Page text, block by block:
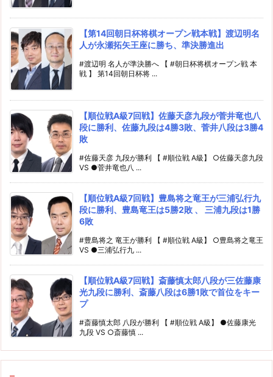
【第14回朝日杯将棋オープン戦本戦】渡辺明名
人が永瀬拓矢王座に勝ち、準決勝進出
#渡辺明 名人が準決勝へ 【 #朝日杯将棋オープン戦 本
戦 】 第14回朝日杯将 ...
【順位戦A級7回戦】佐藤天彦九段が菅井竜也八
段に勝利、佐藤九段は4勝3敗、菅井八段は3勝4
敗
#佐藤天彦 九段が勝利 【 #順位戦 A級】 ○佐藤天彦九段
VS ●菅井竜也八 ...
【順位戦A級7回戦】豊島将之竜王が三浦弘行九
段に勝利、豊島竜王は5勝2敗 、 三浦九段は1勝
6敗
#豊島将之 竜王が勝利 【 #順位戦 A級】 ○豊島将之竜王
VS ●三浦弘行九 ...
【順位戦A級7回戦】斎藤慎太郎八段が三佐藤康
光九段に勝利、斎藤八段は6勝1敗で首位をキー
プ
#斎藤慎太郎 八段が勝利 【 #順位戦 A級】 ●佐藤康光
九段 VS ○斎藤慎 ...